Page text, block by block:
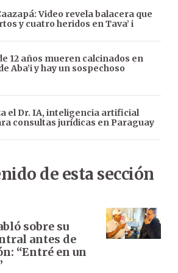
Video revela balacera que
y cuatro heridos en Tava’ i
12 años mueren calcinados en
Aba’i y hay un sospechoso
el Dr. IA, inteligencia artificial
consultas jurídicas en Paraguay
de esta sección
sobre su
antes de
“Entré en un